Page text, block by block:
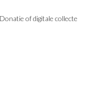
Donatie of digitale collecte